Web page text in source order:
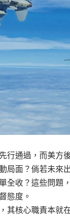
行通過，而美方
局面？倘若未
全收？這些問題
態度。
其核心職責本就